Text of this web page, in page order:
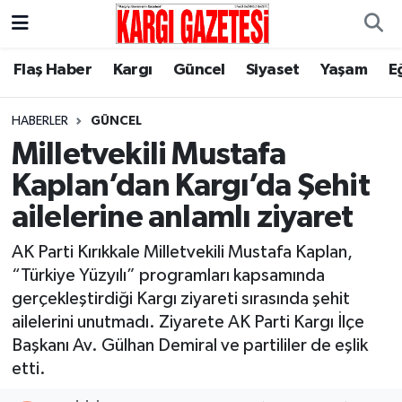
Flaş Haber Kargı Güncel Siyaset Yaşam
HABERLER GÜNCEL
Milletvekili Mustafa
Kaplan’dan Kargı’da Şehit
ailelerine anlamlı ziyaret
AK Parti Kırıkkale Milletvekili Mustafa Kaplan,
“Türkiye Yüzyılı” programları kapsamında
gerçekleştirdiği Kargı ziyareti sırasında şehit
ailelerini unutmadı. Ziyarete AK Parti Kargı İlçe
Başkanı Av. Gülhan Demiral ve partililer de eşlik
etti.
Flaş Haber
Kargı
Güncel
Siyaset
Yaşam
Eğitim
Nöbetçi Eczaneler
Hava Durumu
Çorum Namaz Vakitleri
Trafik Durumu
Süper Lig Puan Durumu ve Fikstür
Tüm Manşetler
Son Dakika Haberleri